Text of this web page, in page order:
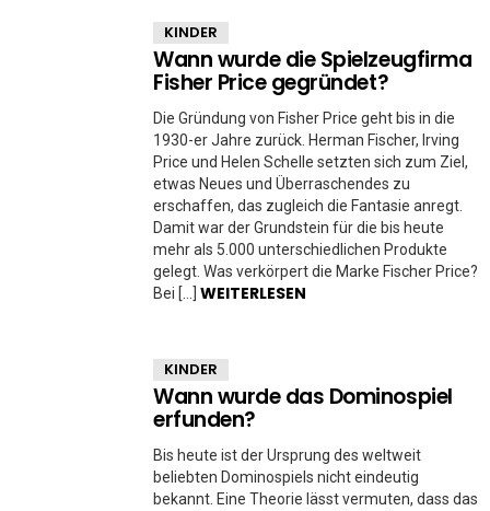
KINDER
Wann wurde die Spielzeugfirma
Fisher Price gegründet?
Die Gründung von Fisher Price geht bis in die
1930-er Jahre zurück. Herman Fischer, Irving
Price und Helen Schelle setzten sich zum Ziel,
etwas Neues und Überraschendes zu
erschaffen, das zugleich die Fantasie anregt.
Damit war der Grundstein für die bis heute
mehr als 5.000 unterschiedlichen Produkte
gelegt. Was verkörpert die Marke Fischer Price?
Bei […] WEITERLESEN
KINDER
Wann wurde das Dominospiel
erfunden?
Bis heute ist der Ursprung des weltweit
beliebten Dominospiels nicht eindeutig
bekannt. Eine Theorie lässt vermuten, dass das